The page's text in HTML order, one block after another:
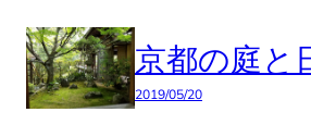
京都の庭と
2019/05/20